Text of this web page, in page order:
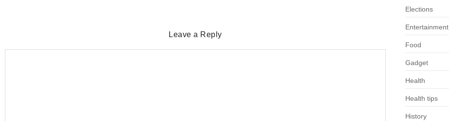
Leave a Reply
Elections
Entertainment
Food
Gadget
Health
Health tips
History